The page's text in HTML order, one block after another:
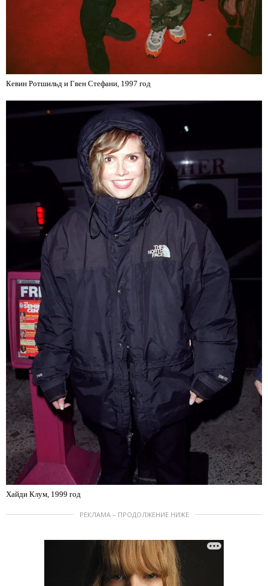
Кевин Ротшильд и Гвен Стефани, 1997 год
Хайди Клум, 1999 год
РЕКЛАМА – ПРОДОЛЖЕНИЕ НИЖЕ